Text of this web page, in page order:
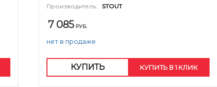
Производитель: STOUT
7 085 РУБ.
нет в продаже
КУПИТЬ КУПИТЬ В 1 КЛИК